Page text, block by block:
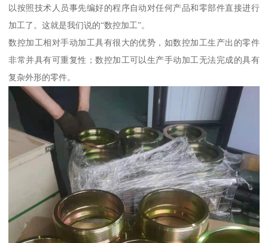
以按照技术人员事先编好的程序自动对任何产品和零部件直接进行
加工了。这就是我们说的“数控加工”。
数控加工相对手动加工具有很大的优势，如数控加工生产出的零件
非常并具有可重复性；数控加工可以生产手动加工无法完成的具有
复杂外形的零件。